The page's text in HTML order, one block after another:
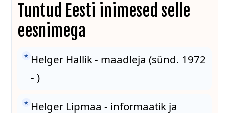
Tuntud Eesti inimesed selle
eesnimega
★ Helger Hallik - maadleja (sünd. 1972
- )
★ Helger Lipmaa - informaatik ja